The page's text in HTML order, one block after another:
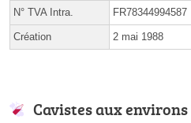
N° TVA Intra. FR78344994587
Création 2 mai 1988
Cavistes aux environs